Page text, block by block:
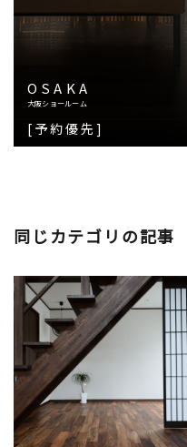
OSAKA
大阪ショールーム
[予約優先]
同じカテゴリの記事